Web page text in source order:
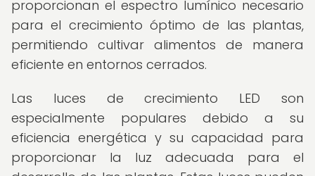
proporcionan el espectro lumínico necesario
para el crecimiento óptimo de las plantas,
permitiendo cultivar alimentos de manera
eficiente en entornos cerrados.
Las luces de crecimiento LED son
especialmente populares debido a su
eficiencia energética y su capacidad para
proporcionar la luz adecuada para el